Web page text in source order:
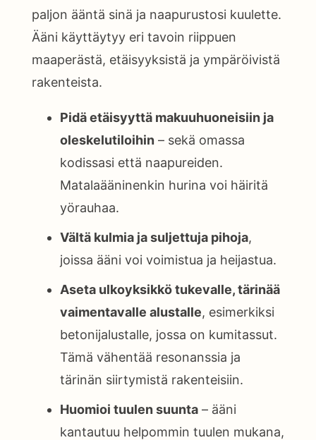
paljon ääntä sinä ja naapurustosi kuulette.
Ääni käyttäytyy eri tavoin riippuen
maaperästä, etäisyyksistä ja ympäröivistä
rakenteista.
Pidä etäisyyttä makuuhuoneisiin ja
oleskelutiloihin – sekä omassa
kodissasi että naapureiden.
Matalaääninenkin hurina voi häiritä
yörauhaa.
Vältä kulmia ja suljettuja pihoja,
joissa ääni voi voimistua ja heijastua.
Aseta ulkoyksikkö tukevalle, tärinää
vaimentavalle alustalle, esimerkiksi
betonijalustalle, jossa on kumitassut.
Tämä vähentää resonanssia ja
tärinän siirtymistä rakenteisiin.
Huomioi tuulen suunta – ääni
kantautuu helpommin tuulen mukana,